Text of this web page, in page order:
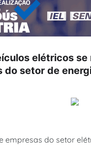
elétricos
do setor de
empresas do setor